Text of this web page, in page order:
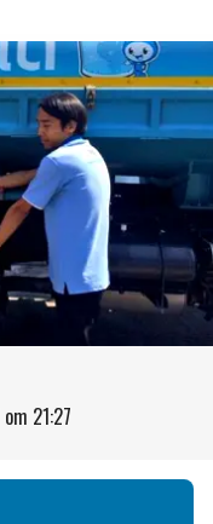
om 21:27